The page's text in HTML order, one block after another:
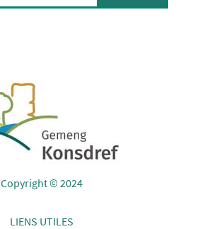
Copyright © 2024
LIENS UTILES